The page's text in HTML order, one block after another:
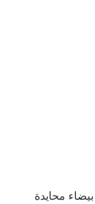
محايدة